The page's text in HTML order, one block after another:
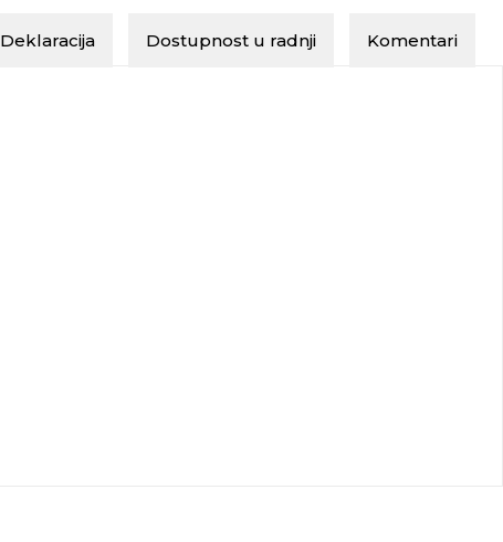
Deklaracija Dostupnost u radnji Komentari